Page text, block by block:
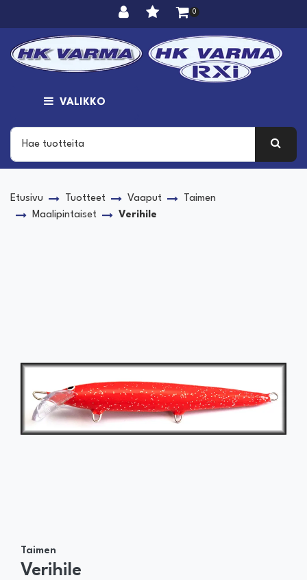
0
VALIKKO
Etusivu Tuotteet Vaaput
Taimen
Maalipintaiset
Verihile
Taimen
Verihile